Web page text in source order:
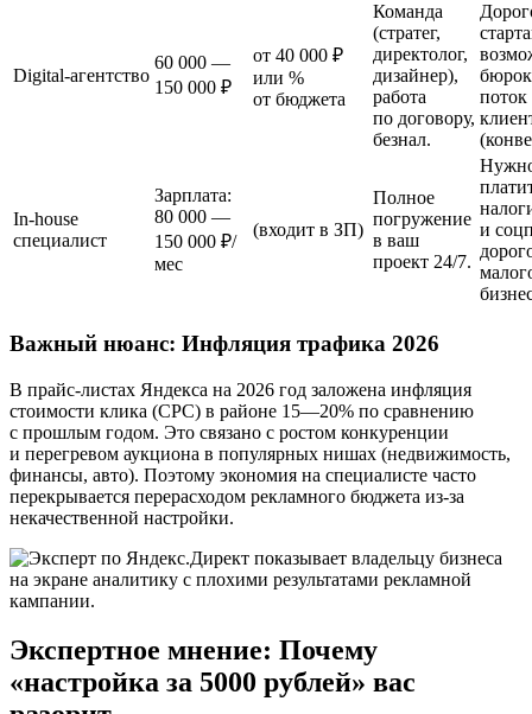
Digital‑агентство
60 000 —
150 000 ₽
от 40 000 ₽
или %
от бюджета
Команда
(стратег,
директолог,
дизайнер),
работа
по договору,
безнал.
поток
In‑house
специалист
Зарплата:
80 000 —
150 000 ₽/
мес
(входит в ЗП)
Полное
погружение
в ваш
проект 24/7.
и
Важный нюанс: Инфляция трафика 2026
В прайс‑листах Яндекса на 2026 год заложена инфляция
стоимости клика (CPC) в районе 15—20% по сравнению
с прошлым годом. Это связано с ростом конкуренции
и перегревом аукциона в популярных нишах (недвижимость,
финансы, авто). Поэтому экономия на специалисте часто
перекрывается перерасходом рекламного бюджета из-за
некачественной настройки.
Экспертное мнение: Почему
«настройка за 5000 рублей» вас